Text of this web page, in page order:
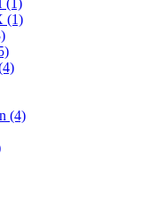
(1)
(4)